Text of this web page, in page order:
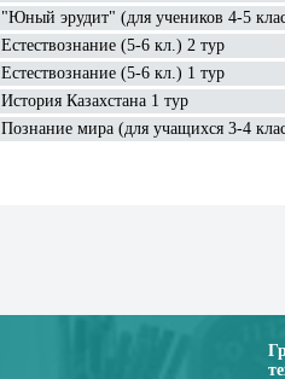
"Юный эрудит" (для учеников 4-5
Естествознание (5-6 кл.) 2 тур
Естествознание (5-6 кл.) 1 тур
История Казахстана 1 тур
Познание мира (для учащихся 3-4